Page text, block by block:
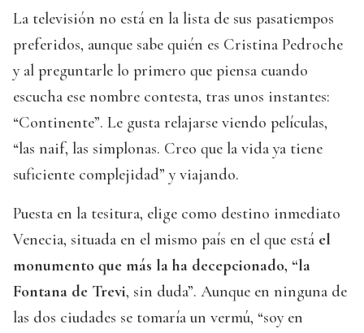
La televisión no está en la lista de sus pasatiempos
preferidos, aunque sabe quién es Cristina Pedroche
y al preguntarle lo primero que piensa cuando
escucha ese nombre contesta, tras unos instantes:
“Continente”. Le gusta relajarse viendo películas,
“las naif, las simplonas. Creo que la vida ya tiene
suficiente complejidad” y viajando.
Puesta en la tesitura, elige como destino inmediato
Venecia, situada en el mismo país en el que está el
monumento que más la ha decepcionado, “la
Fontana de Trevi, sin duda”. Aunque en ninguna de
las dos ciudades se tomaría un vermú, “soy en